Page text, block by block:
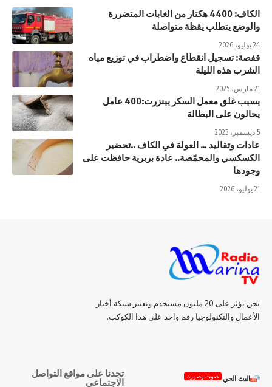
الكاف: 4400 هكتار من الغابات المتضررة
والوضع يتطلب يقظة متواصلة
24 يوليو، 2026
قفصة: تسجيل انقطاع واضطراب في توزيع مياه
الشرب هذه الليلة
21 مارس، 2025
بسبب غلق معمل السكر ببنزرت:400 عامل
يحالون على البطالة
5 ديسمبر، 2023
عادات وتقاليد … العولة في الكاف ..تحضير
الكسكسي والمحمّصة.. عادة بربرية حافظت على
وجودها
21 يوليو، 2026
نحن نؤثر على 20 مليون مستخدم ونعتبر شبكة أخبار
الأعمال والتكنولوجيا رقم واحد على هذا الكوكب.
البث الحي صوت وصورة
تجدنا على مواقع التواصل
الاجتماعي